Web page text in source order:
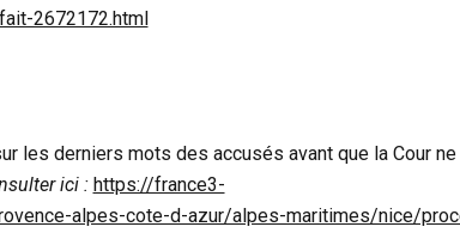
2672172.html
les derniers mots des accusés avant que la Cour
ici : https://france3-
alpes-cote-d-azur/alpes-maritimes/nice/